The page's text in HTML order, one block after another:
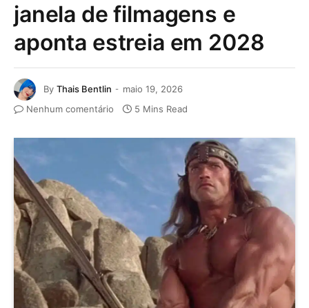
janela de filmagens e
aponta estreia em 2028
By Thais Bentlin
maio 19, 2026
Nenhum comentário
5 Mins Read